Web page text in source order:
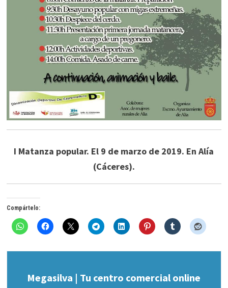
I Matanza popular. El 9 de marzo de 2019. En Alía
(Cáceres).
Compártelo:
Megasilva | Tu centro comercial online